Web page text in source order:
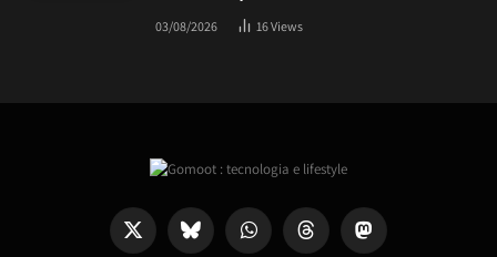
03/08/2026 16Views
X
Bluesky WhatsAppThreads Mastodon